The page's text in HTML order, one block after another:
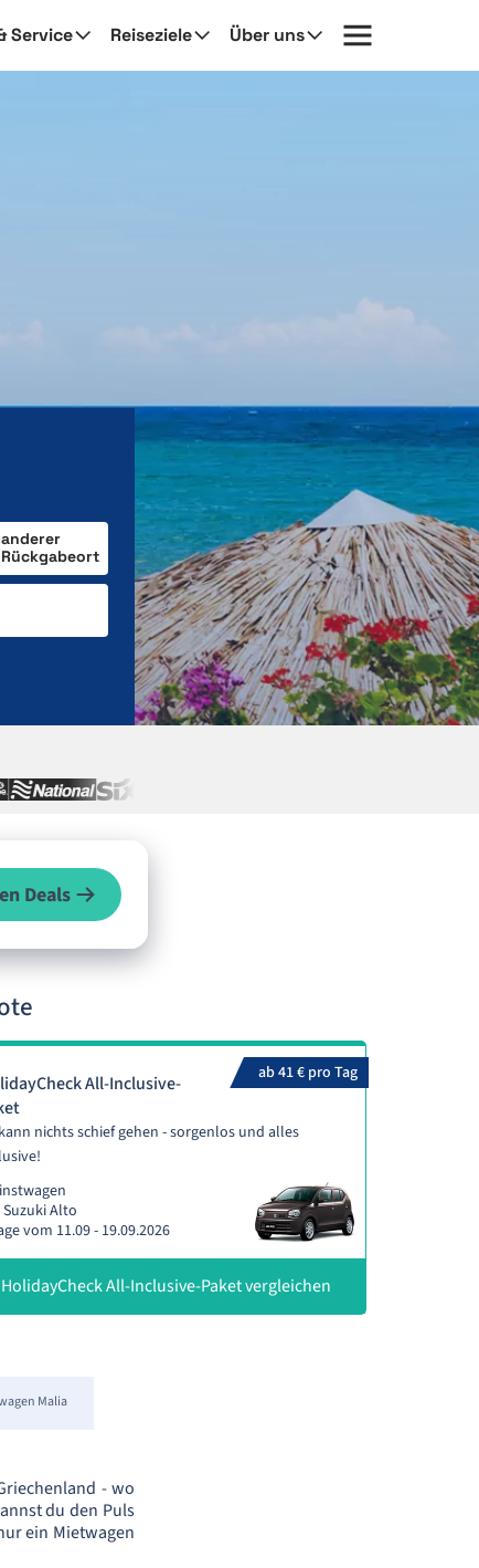
Service Reiseziele Über uns
anderer
Rückgabeort
Deals
ab 41 € pro Tag
All-Inclusive-
nichts schief gehen - sorgenlos und alles
Suzuki Alto
vom 11.09 - 19.09.2026
HolidayCheck All-Inclusive-Paket vergleichen
Malia
- wo
du den Puls
ein Mietwagen